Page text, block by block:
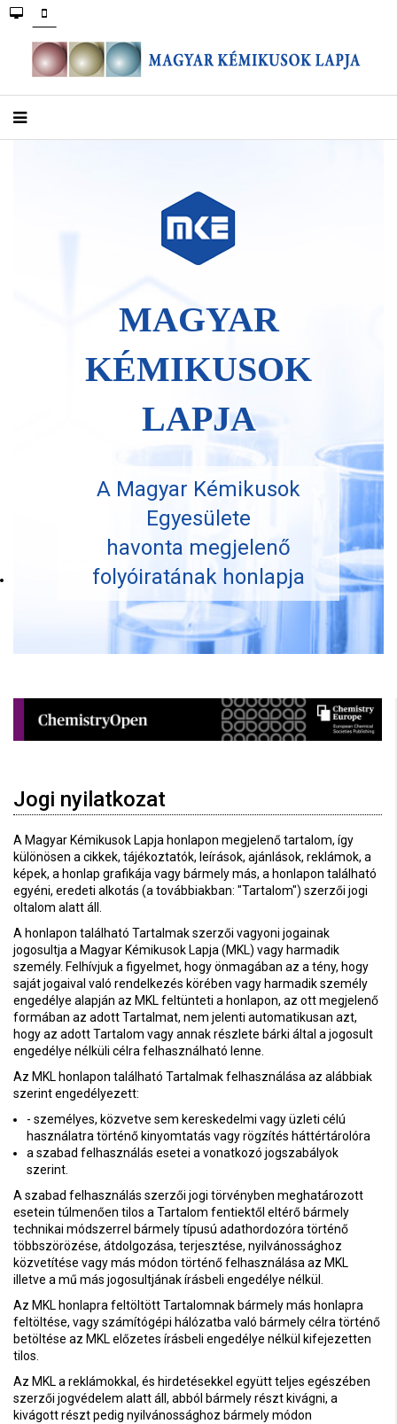
MAGYAR
KÉMIKUSOK
LAPJA
A Magyar Kémikusok
Egyesülete
havonta megjelenő
folyóiratának honlapja
Jogi nyilatkozat
A Magyar Kémikusok Lapja honlapon megjelenő tartalom, így
különösen a cikkek, tájékoztatók, leírások, ajánlások, reklámok, a
képek, a honlap grafikája vagy bármely más, a honlapon található
egyéni, eredeti alkotás (a továbbiakban: "Tartalom") szerzői jogi
oltalom alatt áll.
A honlapon található Tartalmak szerzői vagyoni jogainak
jogosultja a Magyar Kémikusok Lapja (MKL) vagy harmadik
személy. Felhívjuk a figyelmet, hogy önmagában az a tény, hogy
saját jogaival való rendelkezés körében vagy harmadik személy
engedélye alapján az MKL feltünteti a honlapon, az ott megjelenő
formában az adott Tartalmat, nem jelenti automatikusan azt,
hogy az adott Tartalom vagy annak részlete bárki által a jogosult
engedélye nélküli célra felhasználható lenne.
Az MKL honlapon található Tartalmak felhasználása az alábbiak
szerint engedélyezett:
- személyes, közvetve sem kereskedelmi vagy üzleti célú
használatra történő kinyomtatás vagy rögzítés háttértárolóra
a szabad felhasználás esetei a vonatkozó jogszabályok
szerint.
A szabad felhasználás szerzői jogi törvényben meghatározott
esetein túlmenően tilos a Tartalom fentiektől eltérő bármely
technikai módszerrel bármely típusú adathordozóra történő
többszörözése, átdolgozása, terjesztése, nyilvánossághoz
közvetítése vagy más módon történő felhasználása az MKL
illetve a mű más jogosultjának írásbeli engedélye nélkül.
Az MKL honlapra feltöltött Tartalomnak bármely más honlapra
feltöltése, vagy számítógépi hálózatba való bármely célra történő
betöltése az MKL előzetes írásbeli engedélye nélkül kifejezetten
tilos.
Az MKL a reklámokkal, és hirdetésekkel együtt teljes egészében
szerzői jogvédelem alatt áll, abból bármely részt kivágni, a
kivágott részt pedig nyilvánossághoz bármely módon